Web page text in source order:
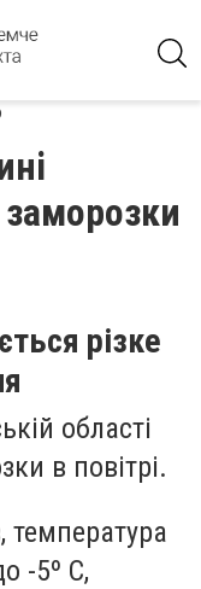
різке
області
в повітрі.
температура
-5º С,